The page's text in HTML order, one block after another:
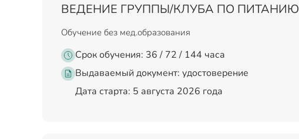
ВЕДЕНИЕ ГРУППЫ/КЛУБА ПО ПИТАНИЮ
Обучение без мед.образования
Срок обучения: 36 / 72 / 144 часа
Выдаваемый документ: удостоверение
Дата старта: 5 августа 2026 года